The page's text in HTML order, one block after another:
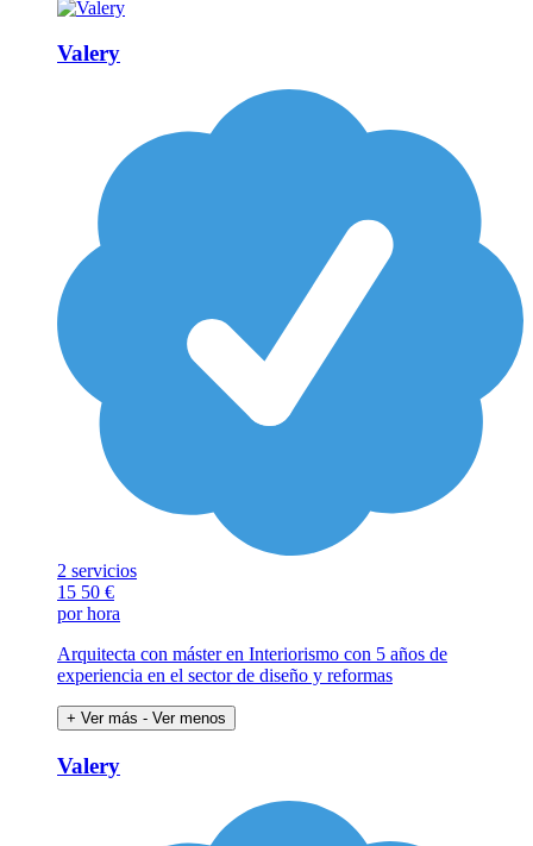
Valery
2 servicios
15 50 €
por hora
Arquitecta con máster en Interiorismo con 5 años de
experiencia en el sector de diseño y reformas
+ Ver más - Ver menos
Valery